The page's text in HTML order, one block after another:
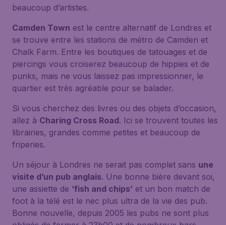
beaucoup d’artistes.
Camden Town est le centre alternatif de Londres et
se trouve entre les stations de métro de Camden et
Chalk Farm. Entre les boutiques de tatouages et de
piercings vous croiserez beaucoup de hippies et de
punks, mais ne vous laissez pas impressionner, le
quartier est très agréable pour se balader.
Si vous cherchez des livres ou des objets d’occasion,
allez à Charing Cross Road. Ici se trouvent toutes les
librairies, grandes comme petites et beaucoup de
friperies.
Un séjour à Londres ne serait pas complet sans une
visite d’un pub anglais. Une bonne bière devant soi,
une assiette de ‘fish and chips’ et un bon match de
foot à la télé est le nec plus ultra de la vie des pub.
Bonne nouvelle, depuis 2005 les pubs ne sont plus